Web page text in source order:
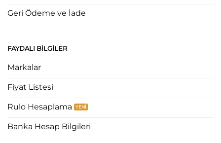
Geri Ödeme ve İade
FAYDALI BILGILER
Markalar
Fiyat Listesi
Rulo Hesaplama
Banka Hesap Bilgileri